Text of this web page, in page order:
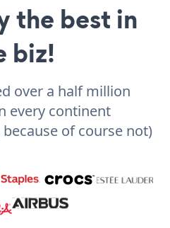
the best in
biz!
over a half million
every continent
of course not)